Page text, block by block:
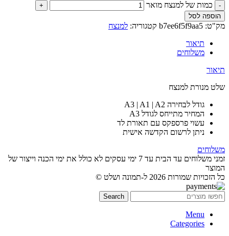
כמות של למנצח מואר
הוספה לסל
מק"ט: b7ee6f5f9aa5 קטגוריה: למנצח
תיאור
משלוחים
תיאור
שלט מנורת למנצח
גודל לבחירה A3 | A1 | A2
המחיר מתייחס לגודל A3
עשוי פרספקס עם תאורת לד
ניתן לרשום הקדשה אישית
משלוחים
זמני משלוחים עד הבית עד 7 ימי עסקים לא כולל את ימי הכנה וייצור של
המוצר
כל הזכויות שמורות 2026 ל-תמונה ושלט ©
Search
Menu
Categories